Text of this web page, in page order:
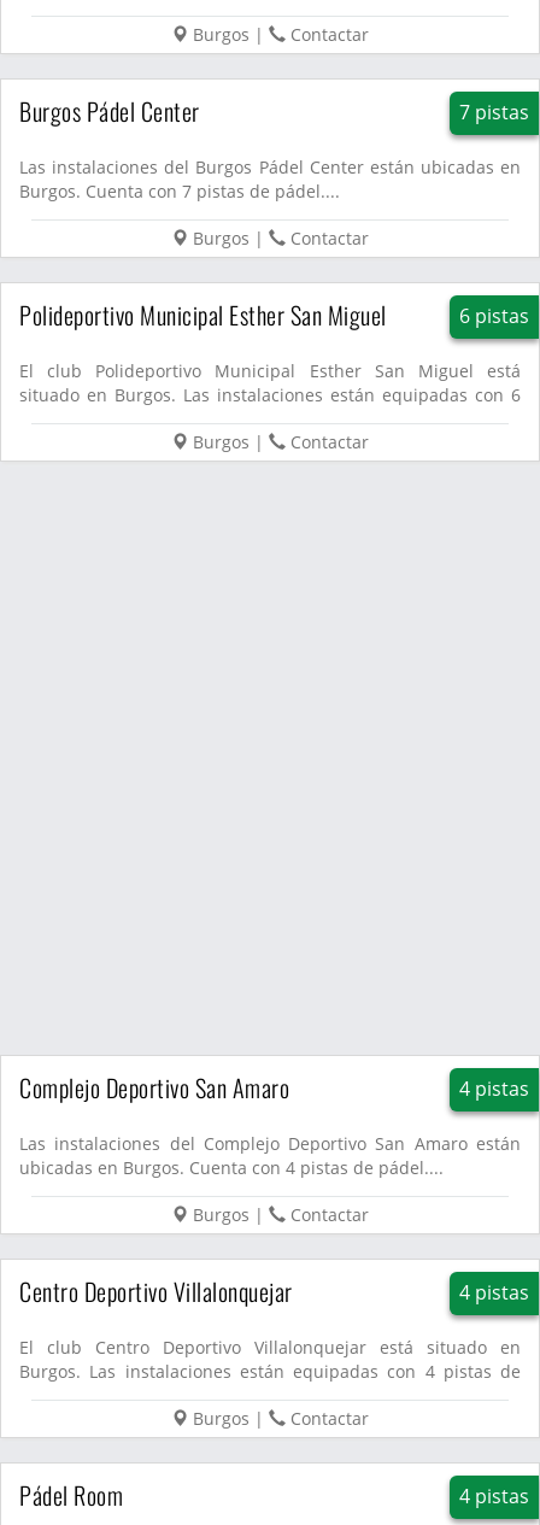
Burgos | Contactar
Burgos Pádel Center 7 pistas
Las instalaciones del Burgos Pádel Center están ubicadas en
Burgos. Cuenta con 7 pistas de pádel....
Burgos | Contactar
Polideportivo Municipal Esther San Miguel 6 pistas
El club Polideportivo Municipal Esther San Miguel está
situado en Burgos. Las instalaciones están equipadas con 6
pistas de...
Burgos | Contactar
Complejo Deportivo San Amaro 4 pistas
Las instalaciones del Complejo Deportivo San Amaro están
ubicadas en Burgos. Cuenta con 4 pistas de pádel....
Burgos | Contactar
Centro Deportivo Villalonquejar 4 pistas
El club Centro Deportivo Villalonquejar está situado en
Burgos. Las instalaciones están equipadas con 4 pistas de
pádel....
Burgos | Contactar
Pádel Room 4 pistas